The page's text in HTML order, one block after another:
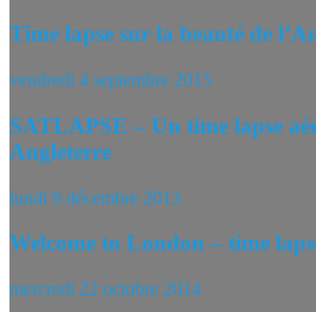
Time lapse sur la beauté de
vendredi 4 septembre 2015
SATLAPSE – Un time lapse
Angleterre
lundi 9 décembre 2013
Welcome to London – time
mercredi 22 octobre 2014